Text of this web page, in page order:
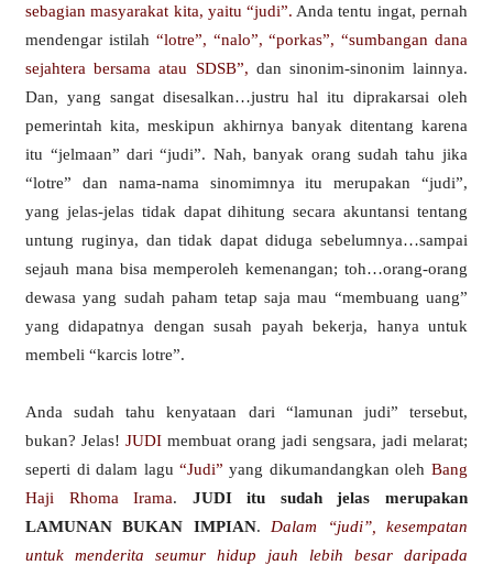
sebagian masyarakat kita, yaitu “judi”. Anda tentu ingat, pernah
mendengar istilah “lotre”, “nalo”, “porkas”, “sumbangan dana
sejahtera bersama atau SDSB”, dan sinonim-sinonim lainnya.
Dan, yang sangat disesalkan…justru hal itu diprakarsai oleh
pemerintah kita, meskipun akhirnya banyak ditentang karena
itu “jelmaan” dari “judi”. Nah, banyak orang sudah tahu jika
“lotre” dan nama-nama sinomimnya itu merupakan “judi”,
yang jelas-jelas tidak dapat dihitung secara akuntansi tentang
untung ruginya, dan tidak dapat diduga sebelumnya…sampai
sejauh mana bisa memperoleh kemenangan; toh…orang-orang
dewasa yang sudah paham tetap saja mau “membuang uang”
yang didapatnya dengan susah payah bekerja, hanya untuk
membeli “karcis lotre”.
Anda sudah tahu kenyataan dari “lamunan judi” tersebut,
bukan? Jelas!JUDI membuat orang jadi sengsara, jadi melarat;
seperti di dalam lagu “Judi” yang dikumandangkan oleh Bang
Haji Rhoma Irama. JUDI itu sudah jelas merupakan
LAMUNAN BUKAN IMPIAN. Dalam “judi”, kesempatan
untuk menderita seumur hidup jauh lebih besar daripada